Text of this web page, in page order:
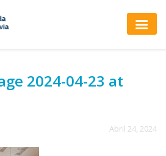
2024-04-23 at
Abril 24, 2024